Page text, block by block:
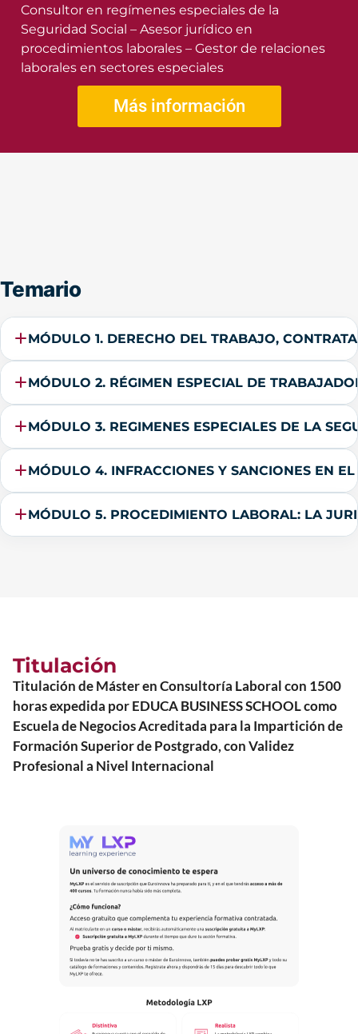
Consultor en regímenes especiales de la
Seguridad Social – Asesor jurídico en
procedimientos laborales – Gestor de relaciones
laborales en sectores especiales
Más información
Temario
MÓDULO 1. DERECHO DEL TRABAJO,
MÓDULO 2. RÉGIMEN ESPECIAL DE
MÓDULO 3. REGIMENES ESPECIALES DE LA
MÓDULO 4. INFRACCIONES Y SANCIONES EN
MÓDULO 5. PROCEDIMIENTO LABORAL: LA
Titulación
Titulación de Máster en Consultoría Laboral con 1500
horas expedida por EDUCA BUSINESS SCHOOL como
Escuela de Negocios Acreditada para la Impartición de
Formación Superior de Postgrado, con Validez
Profesional a Nivel Internacional